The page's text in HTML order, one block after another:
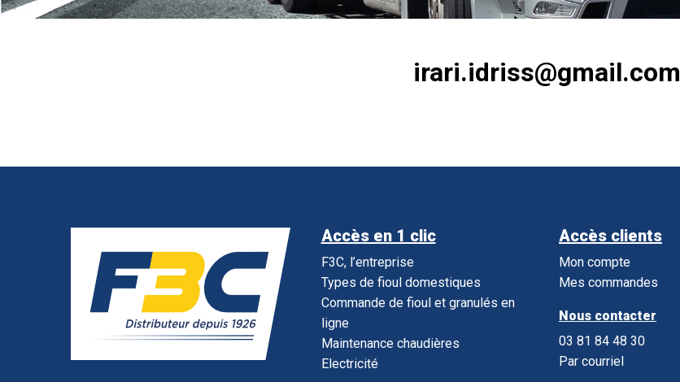
irari.idriss@gmail.com
Accès en 1 clic
F3C, l’entreprise
Types de fioul domestiques
Commande de fioul et granulés en
ligne
Maintenance chaudières
Electricité
Accès clients
Mon compte
Mes commandes
Nous contacter
03 81 84 48 30
Par courriel